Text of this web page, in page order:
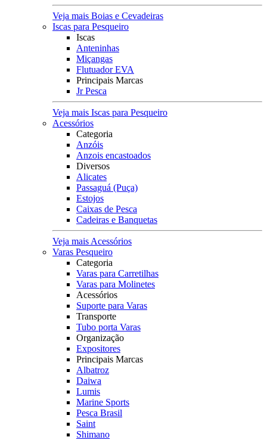
Veja mais Boias e Cevadeiras
Iscas para Pesqueiro
Iscas
Anteninhas
Miçangas
Flutuador EVA
Principais Marcas
Jr Pesca
Veja mais Iscas para Pesqueiro
Acessórios
Categoria
Anzóis
Anzois encastoados
Diversos
Alicates
Passaguá (Puça)
Estojos
Caixas de Pesca
Cadeiras e Banquetas
Veja mais Acessórios
Varas Pesqueiro
Categoria
Varas para Carretilhas
Varas para Molinetes
Acessórios
Suporte para Varas
Transporte
Tubo porta Varas
Organização
Expositores
Principais Marcas
Albatroz
Daiwa
Lumis
Marine Sports
Pesca Brasil
Saint
Shimano